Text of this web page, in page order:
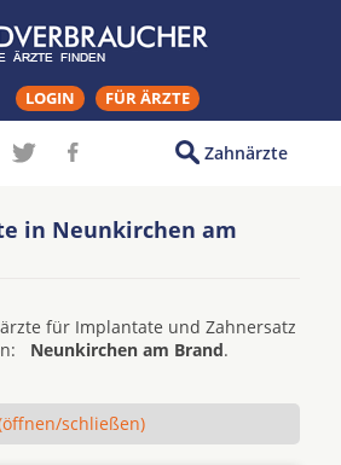
LOGIN FÜR ÄRZTE
Zahnärzte
in Neunkirchen am
für Implantate und Zahnersatz
Neunkirchen am Brand.
schließen)